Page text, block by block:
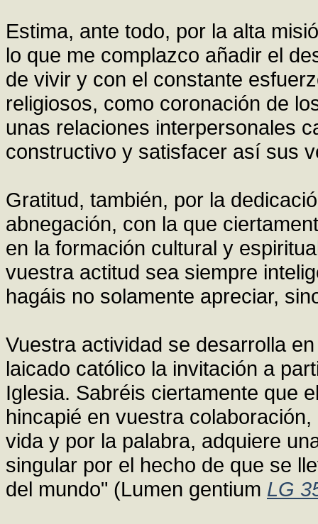
Estima, ante todo, por la alta
lo que me complazco añadir el
de vivir y con el constante
religiosos, como coronación de
unas relaciones interpersonales
constructivo y satisfacer así sus
Gratitud, también, por la
abnegación, con la que
en la formación cultural y
vuestra actitud sea siempre
hagáis no solamente apreciar,
Vuestra actividad se desarrolla
laicado católico la invitación a
Iglesia. Sabréis ciertamente que
hincapié en vuestra
vida y por la palabra, adquiere
singular por el hecho de que se
del mundo" (Lumen gentium LG